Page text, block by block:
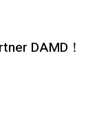
DAMD！